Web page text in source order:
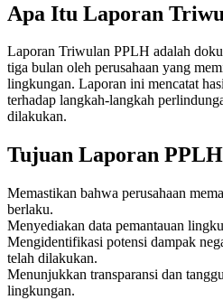
Apa Itu Laporan
Laporan Triwulan PPLH adalah
tiga bulan oleh perusahaan yang
lingkungan. Laporan ini mencatat
terhadap langkah-langkah
dilakukan.
Tujuan Laporan PPLH
Memastikan bahwa perusahaan
berlaku.
Menyediakan data pemantauan
Mengidentifikasi potensi dampak
telah dilakukan.
Menunjukkan transparansi dan
lingkungan.